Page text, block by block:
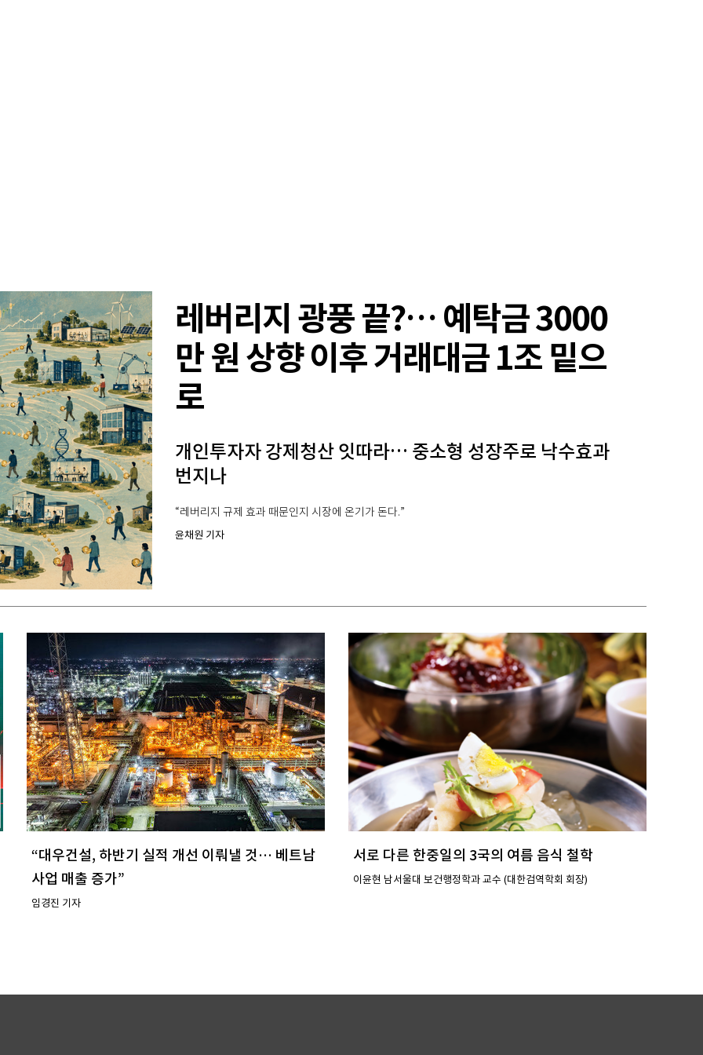
레버리지 광풍 끝?… 예탁금 3000
만 원 상향 이후 거래대금 1조 밑으
로
개인투자자 강제청산 잇따라… 중소형 성장주로 낙수효과
번지나
“레버리지 규제 효과 때문인지 시장에 온기가 돈다.”
윤채원 기자
“대우건설, 하반기 실적 개선 이뤄낼 것… 베트남
사업 매출 증가”
임경진 기자
서로 다른 한중일의 3국의 여름 음식 철학
이윤현 남서울대 보건행정학과 교수 (대한검역학회 회장)